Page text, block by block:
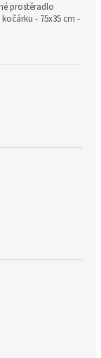
prostěradlo
- 75x35 cm -